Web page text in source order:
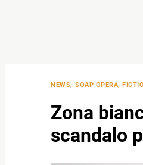
NEWS, SOAP OPERA,
Zona
scandalo